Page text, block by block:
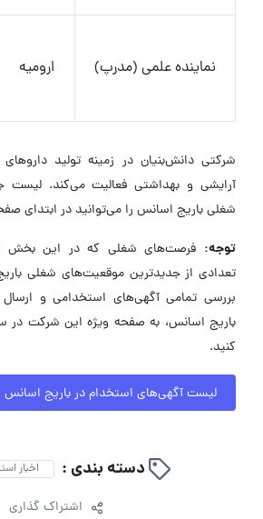
نماینده علمی (مدرپ) ارومیه
شرکتی دانش‌بنیان در زمینه تولید
آرایشی و بهداشتی فعالیت می‌کند. لیست
شغلی باریج اسانس را می‌توانید در ابتدای
توجه: فرصت‌های شغلی که در این بخش
تعدادی از جدیدترین موقعیت‌های شغلی
بررسی تمامی آگهی‌های استخدامی و
باریج اسانس، به صفحه ویژه این شرکت در
کنید.
لیست آگهی‌های استخدام در باریج اسانس
دسته بندی : اخبار
اشتراک گذاری